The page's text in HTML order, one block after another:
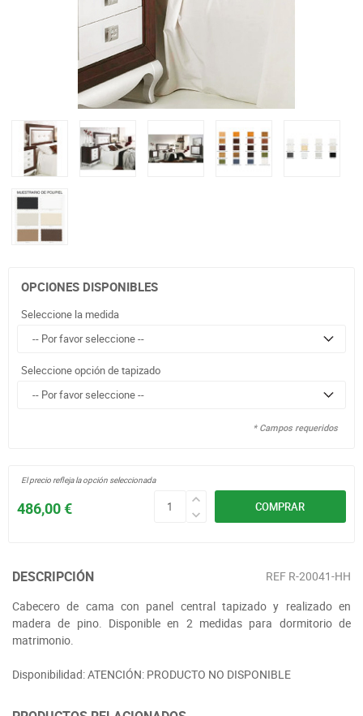
OPCIONES DISPONIBLES
Seleccione la medida
Seleccione opción de tapizado
* Campos requeridos
COMPRAR
486,00 €
El precio refleja la opción seleccionada
DESCRIPCIÓN REF R-20041-HH
Cabecero de cama con panel central tapizado y realizado en
madera de pino. Disponible en 2 medidas para dormitorio de
matrimonio.
Disponibilidad: ATENCIÓN: PRODUCTO NO DISPONIBLE